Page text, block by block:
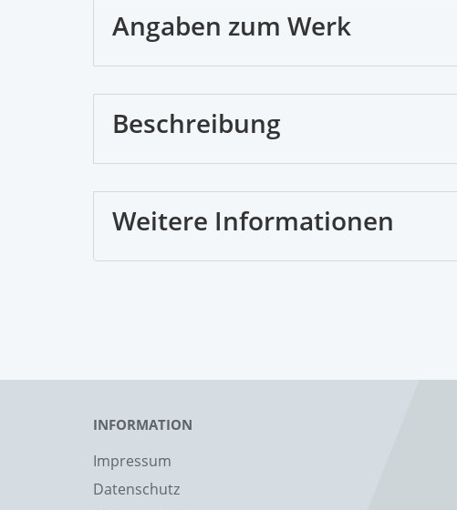
Angaben zum Werk
Beschreibung
Weitere Informationen
INFORMATION
Impressum
Datenschutz